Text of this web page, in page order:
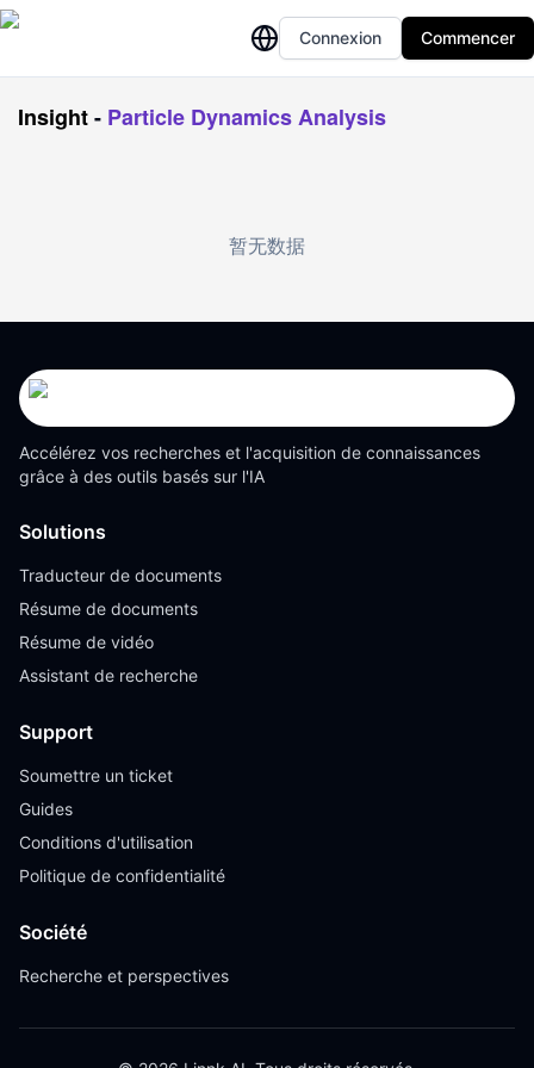
Connexion Commencer
Insight- Particle Dynamics Analysis
暂无数据
Accélérez vos recherches et l'acquisition de connaissances
grâce à des outils basés sur l'IA
Solutions
Traducteur de documents
Résume de documents
Résume de vidéo
Assistant de recherche
Support
Soumettre un ticket
Guides
Conditions d'utilisation
Politique de confidentialité
Société
Recherche et perspectives